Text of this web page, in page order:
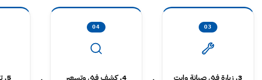
03
3. زيارة فني صيانة وايت
04
4. كشف فني وتسعير
5.